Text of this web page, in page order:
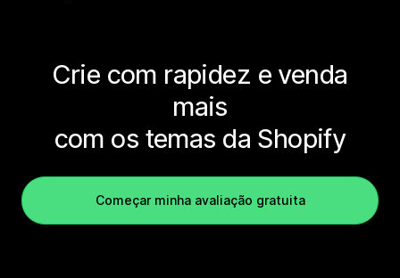
Crie com rapidez e venda
mais
com os temas da Shopify
Começar minha avaliação gratuita